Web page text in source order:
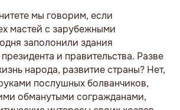
мы говорим, если
мастей с зарубежными
заполонили здания
и правительства. Разве
народа, развитие страны? Нет,
послушных болванчиков,
обманутыми согражданами,